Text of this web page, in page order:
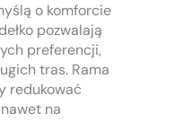
o komforcie
pozwalają
preferencji,
tras. Rama
redukować
na